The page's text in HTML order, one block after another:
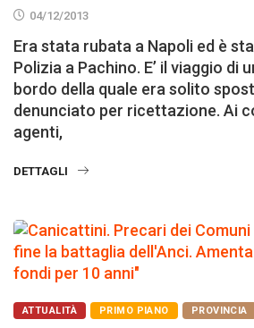
04/12/2013
Era stata rubata a Napoli ed è
Polizia a Pachino. E’ il viaggio di
bordo della quale era solito
denunciato per ricettazione. Ai
agenti,
DETTAGLI
ATTUALITÀ PRIMO PIANO PROVINCIA